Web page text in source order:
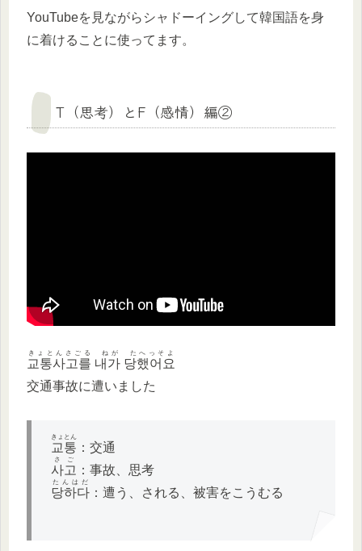
YouTubeを見ながらシャドーイングして韓国語を身
に着けることに使ってます。
T（思考）とF（感情）編②
교통사고를 내가 당했어요
きょとんさごる ねが たへっそよ
交通事故に遭いました
교통
きょとん
：交通
사고
さご
：事故、思考
당하다
たんはだ
：遭う、される、被害をこうむる